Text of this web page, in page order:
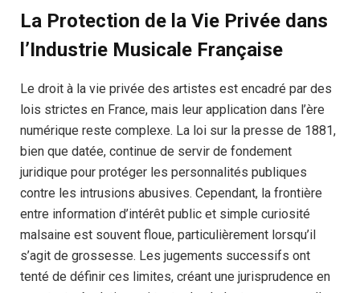
La Protection de la Vie Privée dans
l’Industrie Musicale Française
Le droit à la vie privée des artistes est encadré par des
lois strictes en France, mais leur application dans l’ère
numérique reste complexe. La loi sur la presse de 1881,
bien que datée, continue de servir de fondement
juridique pour protéger les personnalités publiques
contre les intrusions abusives. Cependant, la frontière
entre information d’intérêt public et simple curiosité
malsaine est souvent floue, particulièrement lorsqu’il
s’agit de grossesse. Les jugements successifs ont
tenté de définir ces limites, créant une jurisprudence en